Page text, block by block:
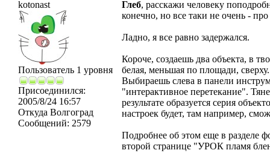
kotonast
Пользователь 1 уровня
Присоединился:
2005/8/24 16:57
Откуда Волгоград
Сообщений: 2579
Глеб, расскажи человеку
конечно, но все таки не очень -
Ладно, я все равно задержался.
Короче, создаешь два объекта, в
белая, меньшая по площади,
Выбираешь слева в панели
"интерактивное перетекание".
результате образуется серия
настроек будет, там например,
Подробнее об этом еще в разделе
второй странице "УРОК пламя